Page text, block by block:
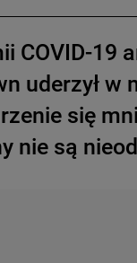
COVID-19
uderzył w
się
nie są